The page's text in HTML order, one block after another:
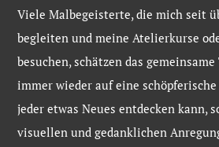
Viele Malbegeisterte, die mich seit
begleiten und meine Atelierkurse
besuchen, schätzen das
immer wieder auf eine
jeder etwas Neues entdecken kann,
visuellen und gedanklichen